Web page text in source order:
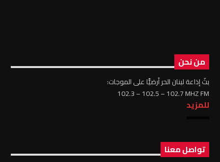
من نحن
بثّ إذاعة لبنان الحر أرضيًّا على الموجات:
102.3 – 102.5 – 102.7 MHZ FM
للمزيد
تواصل معنا